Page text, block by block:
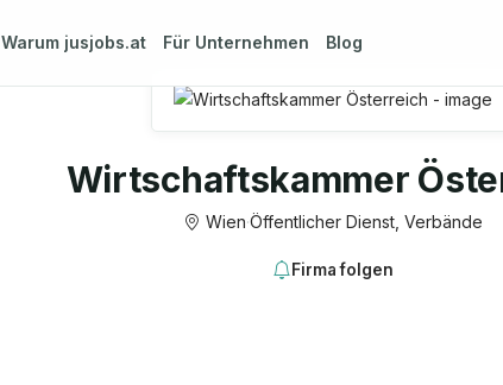
Warum jusjobs.at Für Unternehmen Blog
Wirtschaftskammer
Wien·Öffentlicher Dienst, Verbände
Firma folgen